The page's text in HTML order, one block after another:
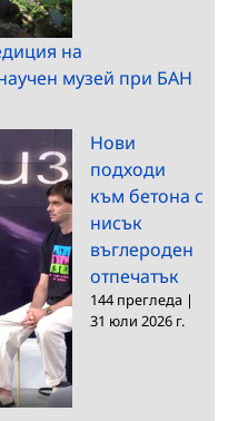
на
музей при БАН
Нови
подходи
към бетона с
нисък
въглероден
отпечатък
144 прегледа |
31 юли 2026 г.